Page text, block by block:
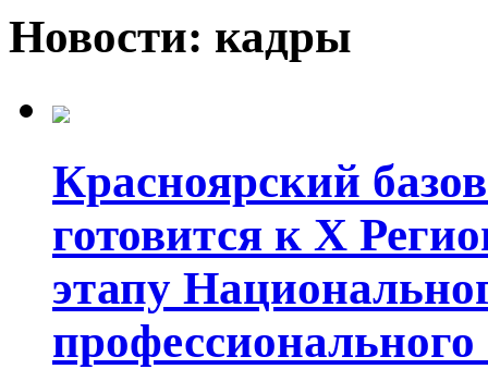
Новости: кадры
Красноярский
готовится к X
этапу